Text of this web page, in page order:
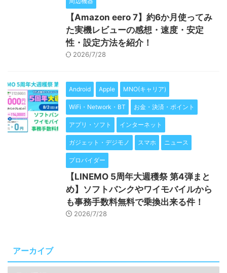
【Amazon eero 7】約6か月使ってみ
た実機レビューの感想・速度・安定
性・設定方法を紹介！
2026/7/28
Android Apple MNO(キャリア)
WiFi・Network・BT お金・決済・ポイント
アプリ・ソフト インターネット
ガジェット・デジモノ スマホ ニュース
プロバイダー
【LINEMO 5周年大週穫祭 第4弾まと
め】ソフトバンクやワイモバイルから
も事務手数料無料で乗換出来る件！
2026/7/28
アーカイブ